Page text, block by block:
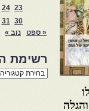
23
24
30
31
« ספט
נוב »
רשימת
רשימת
הנושאים